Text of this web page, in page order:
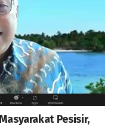
Pesisir,